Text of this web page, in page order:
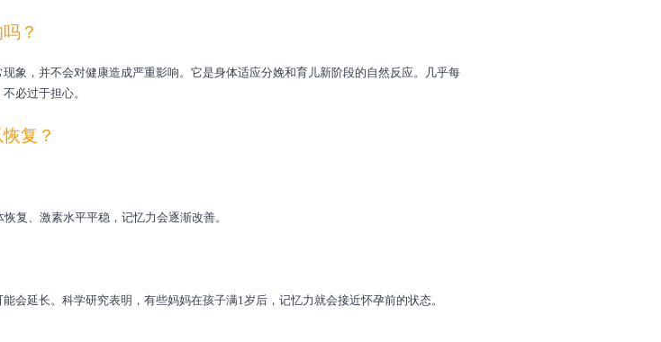
？
象，并不会对健康造成严重影响。它是身体适应分娩和育儿新阶段的自然反应。几乎每
必过于担心。
复？
复、激素水平平稳，记忆力会逐渐改善。
会延长。科学研究表明，有些妈妈在孩子满1岁后，记忆力就会接近怀孕前的状态。